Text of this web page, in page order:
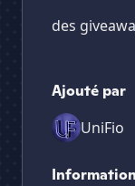
des
Ajouté par
UniFio